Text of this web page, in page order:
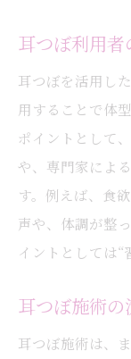
耳つぼ利用
耳つぼを活用し
用することで体
ポイントとして
や、専門家によ
す。例えば、食
声や、体調が整
イントとしては“
耳つぼ施術
耳つぼ施術は、